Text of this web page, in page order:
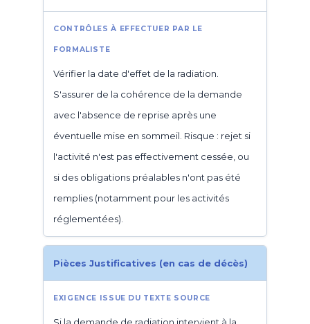
Vérifier la date d'effet de la radiation.
S'assurer de la cohérence de la demande
avec l'absence de reprise après une
éventuelle mise en sommeil. Risque : rejet si
l'activité n'est pas effectivement cessée, ou
si des obligations préalables n'ont pas été
remplies (notamment pour les activités
réglementées).
Pièces Justificatives (en cas de décès)